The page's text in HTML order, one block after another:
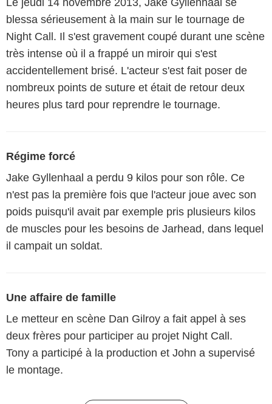
blessa sérieusement à la main sur le tournage de
Night Call. Il s'est gravement coupé durant une scène
très intense où il a frappé un miroir qui s'est
accidentellement brisé. L'acteur s'est fait poser de
nombreux points de suture et était de retour deux
heures plus tard pour reprendre le tournage.
Régime forcé
Jake Gyllenhaal a perdu 9 kilos pour son rôle. Ce
n'est pas la première fois que l'acteur joue avec son
poids puisqu'il avait par exemple pris plusieurs kilos
de muscles pour les besoins de Jarhead, dans lequel
il campait un soldat.
Une affaire de famille
Le metteur en scène Dan Gilroy a fait appel à ses
deux frères pour participer au projet Night Call.
Tony a participé à la production et John a supervisé
le montage.